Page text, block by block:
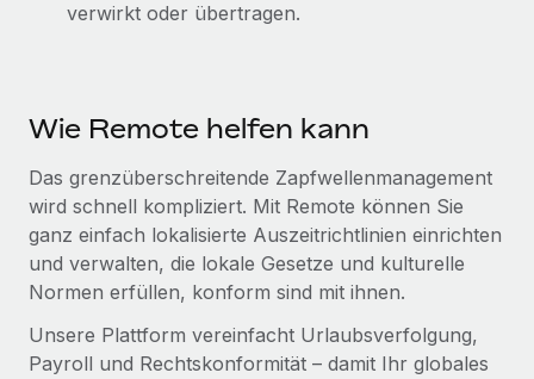
verwirkt oder übertragen.
Wie Remote helfen kann
Das grenzüberschreitende Zapfwellenmanagement
wird schnell kompliziert. Mit Remote können Sie
ganz einfach lokalisierte Auszeitrichtlinien einrichten
und verwalten, die lokale Gesetze und kulturelle
Normen erfüllen, konform sind mit ihnen.
Unsere Plattform vereinfacht Urlaubsverfolgung,
Payroll und Rechtskonformität – damit Ihr globales